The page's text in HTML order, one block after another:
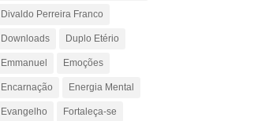
Divaldo Perreira Franco
Downloads Duplo Etério
Emmanuel Emoções
Encarnação Energia Mental
Evangelho Fortaleça-se